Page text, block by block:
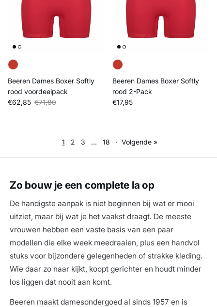
Beeren Dames Boxer Softly
rood voordeelpack
Verkoopprijs
€62,85 Reguliere prijs
€71,80
Beeren Dames Boxer Softly
rood 2-Pack
Reguliere prijs
€17,95
1 2 3 … 18 · Volgende »
Zo bouw je een complete la op
De handigste aanpak is niet beginnen bij wat er mooi
uitziet, maar bij wat je het vaakst draagt. De meeste
vrouwen hebben een vaste basis van een paar
modellen die elke week meedraaien, plus een handvol
stuks voor bijzondere gelegenheden of strakke kleding.
Wie daar zo naar kijkt, koopt gerichter en houdt minder
los liggen dat nooit aan komt.
Beeren maakt damesondergoed al sinds 1957 en is